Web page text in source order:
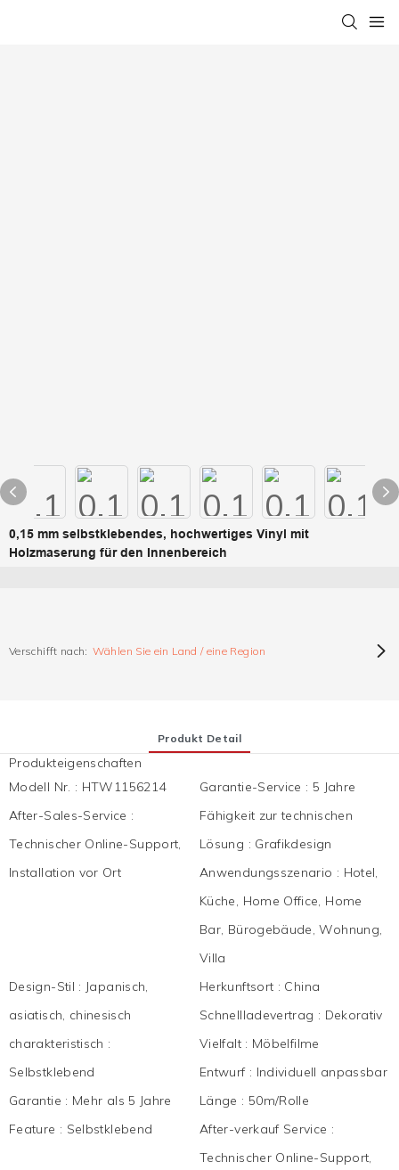
0,15 mm selbstklebendes, hochwertiges Vinyl mit
Holzmaserung für den Innenbereich
Verschifft nach: Wählen Sie ein Land / eine Region
Produkt Detail
Produkteigenschaften
Modell Nr. : HTW1156214 Garantie-Service : 5 Jahre
After-Sales-Service :
Technischer Online-Support,
Installation vor Ort
Fähigkeit zur technischen
Lösung : Grafikdesign
Anwendungsszenario : Hotel,
Küche, Home Office, Home
Bar, Bürogebäude, Wohnung,
Villa
Design-Stil : Japanisch,
asiatisch, chinesisch
Herkunftsort : China
Schnellladevertrag : Dekorativ
charakteristisch :
Selbstklebend
Vielfalt : Möbelfilme
Entwurf : Individuell anpassbar
Garantie : Mehr als 5 Jahre Länge : 50m/Rolle
Feature : Selbstklebend After-verkauf Service :
Technischer Online-Support,